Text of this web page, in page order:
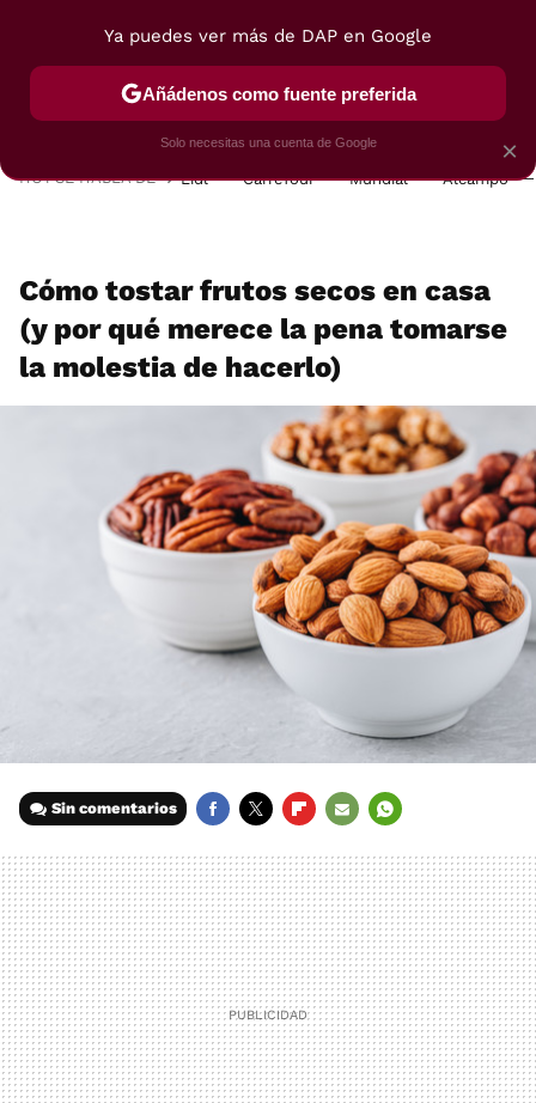
POSTRES VIAJES SELECCIÓN VEGUI
HOY SE HABLA DE Lidl Carrefour Mundial Alcampo
Cómo tostar frutos secos en casa
(y por qué merece la pena tomarse
la molestia de hacerlo)
Sin comentarios
MAIL
×
Ya puedes ver más de DAP en Google
Añádenos como fuente preferida
Solo necesitas una cuenta de Google